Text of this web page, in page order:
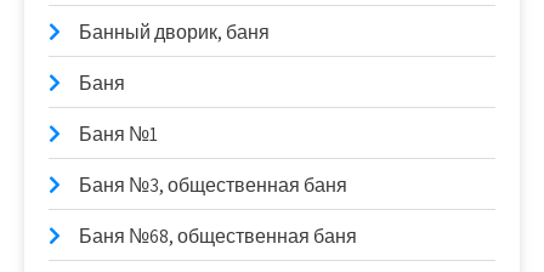
Банный дворик, баня
Баня
Баня №1
Баня №3, общественная баня
Баня №68, общественная баня